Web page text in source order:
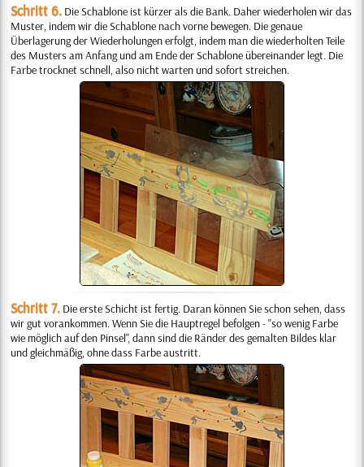
Schritt 6. Die Schablone ist kürzer als die Bank. Daher wiederholen wir das
Muster, indem wir die Schablone nach vorne bewegen. Die genaue
Überlagerung der Wiederholungen erfolgt, indem man die wiederholten Teile
des Musters am Anfang und am Ende der Schablone übereinander legt. Die
Farbe trocknet schnell, also nicht warten und sofort streichen.
Schritt 7. Die erste Schicht ist fertig. Daran können Sie schon sehen, dass
wir gut vorankommen. Wenn Sie die Hauptregel befolgen - "so wenig Farbe
wie möglich auf den Pinsel", dann sind die Ränder des gemalten Bildes klar
und gleichmäßig, ohne dass Farbe austritt.